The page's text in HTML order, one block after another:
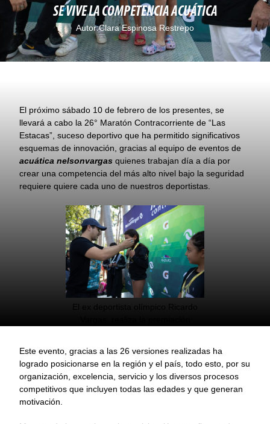
SE VIVE LA COMPETENCIA ACUÁTICA
Autor:Clara Espinosa Restrepo
El próximo sábado 10 de febrero de los presentes, se
llevará a cabo la 26° Maratón Contracorriente de “Las
Estacas”, suceso deportivo que ha permitido significativos
esquemas de innovación, gracias al equipo de eventos de
acuática nelsonvargas quienes trabajan día a día por
crear una competencia del más alto nivel bajo la seguridad
requiere quiere cada uno de nuestros deportistas.
El ex deportista olímpico Ricardo
Este evento, gracias a las 26 versiones realizadas ha
logrado posicionarse en la región y el país, todo esto, por su
organización, excelencia, servicio y los diversos procesos
competitivos que incluyen todas las edades y que generan
motivación.